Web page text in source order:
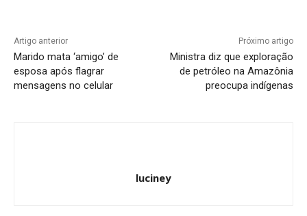
Artigo anterior
Marido mata ‘amigo’ de
esposa após flagrar
mensagens no celular
Próximo artigo
Ministra diz que exploração
de petróleo na Amazônia
preocupa indígenas
luciney